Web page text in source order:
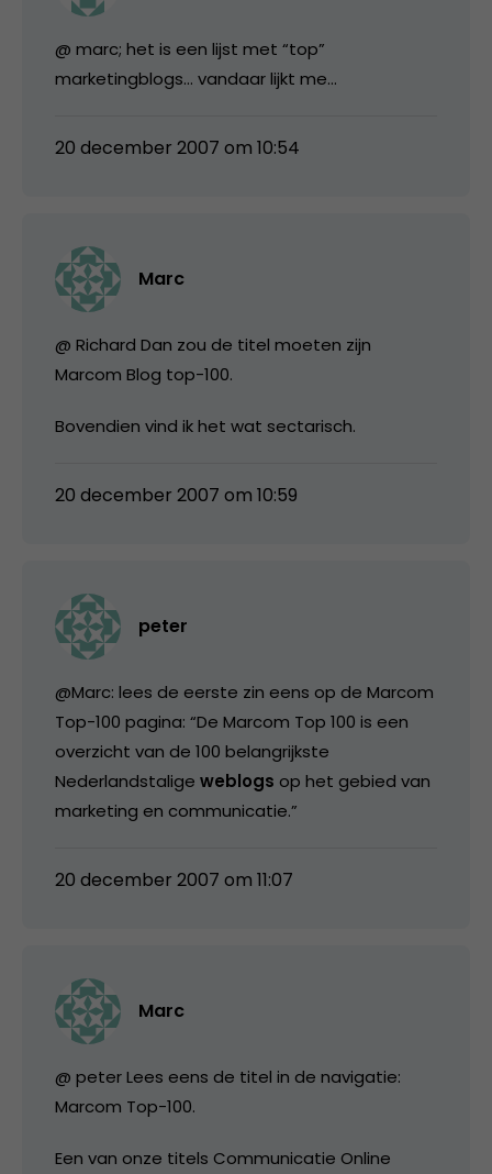
@ marc; het is een lijst met “top”
marketingblogs… vandaar lijkt me…
20 december 2007 om 10:54
Marc
@ Richard Dan zou de titel moeten zijn
Marcom Blog top-100.
Bovendien vind ik het wat sectarisch.
20 december 2007 om 10:59
peter
@Marc: lees de eerste zin eens op de Marcom
Top-100 pagina: “De Marcom Top 100 is een
overzicht van de 100 belangrijkste
Nederlandstalige weblogs op het gebied van
marketing en communicatie.”
20 december 2007 om 11:07
Marc
@ peter Lees eens de titel in de navigatie:
Marcom Top-100.
Een van onze titels Communicatie Online